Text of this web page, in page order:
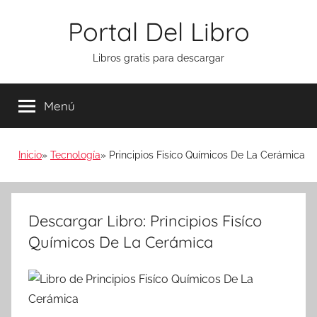
Portal Del Libro
Libros gratis para descargar
Menú
Inicio Tecnología Principios Fisíco Químicos De La Cerámica
Descargar Libro: Principios Fisíco
Químicos De La Cerámica